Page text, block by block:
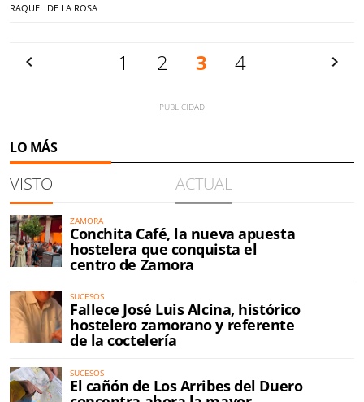
RAQUEL DE LA ROSA
1 2 3 4
LO MÁS
VISTO ACTUAL
ZAMORA
Conchita Café, la nueva apuesta
hostelera que conquista el
centro de Zamora
SUCESOS
Fallece José Luis Alcina, histórico
hostelero zamorano y referente
de la coctelería
SUCESOS
El cañón de Los Arribes del Duero